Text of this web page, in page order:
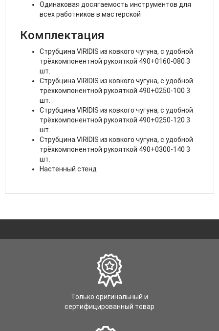
Одинаковая досягаемость инструментов для
всех работников в мастерской
Комплектация
Струбцина VIRIDIS из ковкого чугуна, с удобной
трёхкомпонентной рукояткой 490+0160-080 3
шт.
Струбцина VIRIDIS из ковкого чугуна, с удобной
трёхкомпонентной рукояткой 490+0250-100 3
шт.
Струбцина VIRIDIS из ковкого чугуна, с удобной
трёхкомпонентной рукояткой 490+0250-120 3
шт.
Струбцина VIRIDIS из ковкого чугуна, с удобной
трёхкомпонентной рукояткой 490+0300-140 3
шт.
Настенный стенд
Только оригинальный и
сертифицированный товар